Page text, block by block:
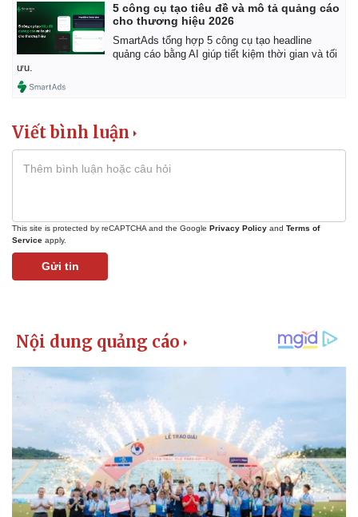
Pháp luật
Vụ án
Tin nóng
Quân sự - Quốc phòng
Việt Nam
5 công cụ tạo tiêu đề và mô tả quảng cáo
cho thương hiệu 2026
SmartAds tổng hợp 5 công cụ tạo headline
quảng cáo bằng AI giúp tiết kiệm thời gian và tối
ưu.
Viết bình luận
This site is protected by reCAPTCHA and the Google Privacy Policy and Terms of
Service apply.
Gửi tin